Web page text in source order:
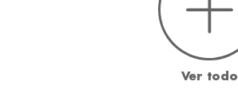
Ver todo